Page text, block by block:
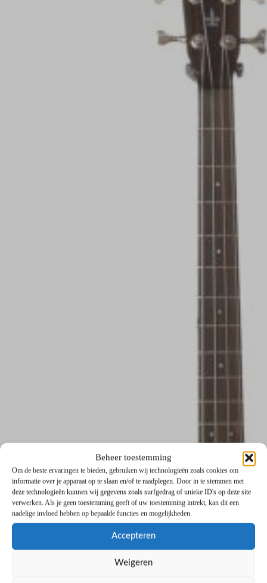
Beheer toestemming
Om de beste ervaringen te bieden, gebruiken wij technologieën zoals cookies om
informatie over je apparaat op te slaan en/of te raadplegen. Door in te stemmen met
deze technologieën kunnen wij gegevens zoals surfgedrag of unieke ID's op deze site
verwerken. Als je geen toestemming geeft of uw toestemming intrekt, kan dit een
nadelige invloed hebben op bepaalde functies en mogelijkheden.
Accepteren
Weigeren